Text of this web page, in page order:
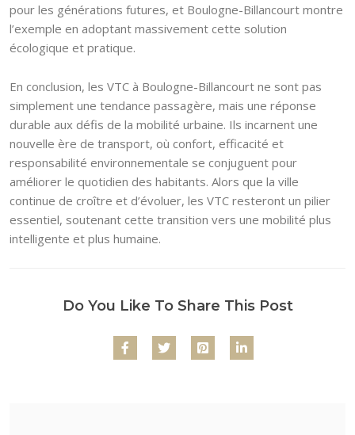
pour les générations futures, et Boulogne-Billancourt montre
l’exemple en adoptant massivement cette solution
écologique et pratique.
En conclusion, les VTC à Boulogne-Billancourt ne sont pas
simplement une tendance passagère, mais une réponse
durable aux défis de la mobilité urbaine. Ils incarnent une
nouvelle ère de transport, où confort, efficacité et
responsabilité environnementale se conjuguent pour
améliorer le quotidien des habitants. Alors que la ville
continue de croître et d’évoluer, les VTC resteront un pilier
essentiel, soutenant cette transition vers une mobilité plus
intelligente et plus humaine.
Do You Like To Share This Post